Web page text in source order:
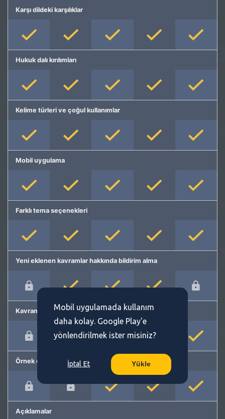
Karşı dildeki karşılıklar
Hukuk dalı kırılımları
Kelime türleri ve çoğul kullanımlar
Mobil uygulama
Farklı tema seçenekleri
Yeni eklenen kavramlar hakkında bildirim alma
Kavram önerme
Örnek cümleler
Açıklamalar
Mobil uygulamada kullanım
daha kolay. Google Play'e
yönlendirilmek ister misiniz?
İptal Et Yükle